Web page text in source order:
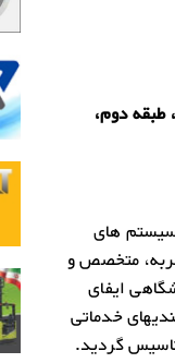
تهران، خیابان ولیعصر، بالاتر از تقاطع بهشتی، کوچه دل افروز، پلاک 21، طبقه دوم،
سیستم های
متخصص و
ایفای
از نیازمندیهای خدماتی
گردید.